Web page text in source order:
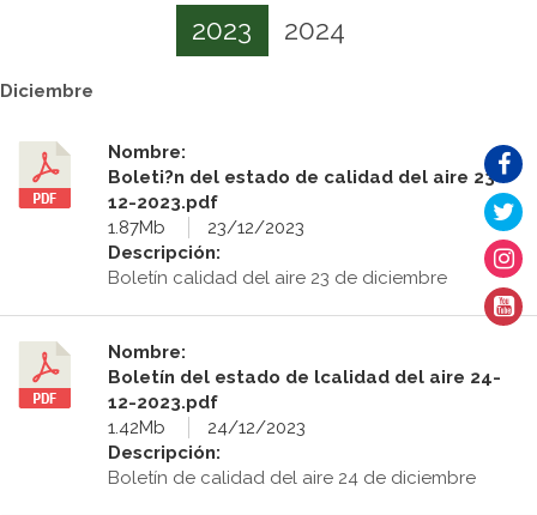
2023 2024
Diciembre
Nombre:
Boleti?n del estado de calidad del aire 23-
12-2023.pdf
1.87Mb
23/12/2023
Descripción:
Boletín calidad del aire 23 de diciembre
Nombre:
Boletín del estado de lcalidad del aire 24-
12-2023.pdf
1.42Mb
24/12/2023
Descripción:
Boletín de calidad del aire 24 de diciembre